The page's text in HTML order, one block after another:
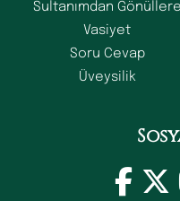
Sultanımdan Gönüllere
Vasiyet
Soru Cevap
Üveysilik